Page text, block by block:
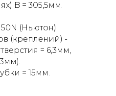
B = 305,5мм.
(Ньютон).
(креплений) -
= 6,3мм,
= 15мм.